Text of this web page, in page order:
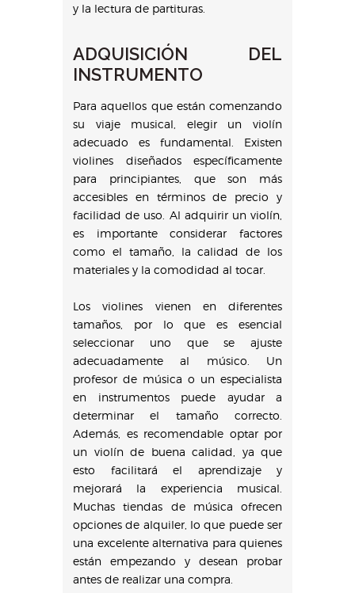
y la lectura de partituras.
ADQUISICIÓN DEL
INSTRUMENTO
Para aquellos que están comenzando
su viaje musical, elegir un violín
adecuado es fundamental. Existen
violines diseñados específicamente
para principiantes, que son más
accesibles en términos de precio y
facilidad de uso. Al adquirir un violín,
es importante considerar factores
como el tamaño, la calidad de los
materiales y la comodidad al tocar.
Los violines vienen en diferentes
tamaños, por lo que es esencial
seleccionar uno que se ajuste
adecuadamente al músico. Un
profesor de música o un especialista
en instrumentos puede ayudar a
determinar el tamaño correcto.
Además, es recomendable optar por
un violín de buena calidad, ya que
esto facilitará el aprendizaje y
mejorará la experiencia musical.
Muchas tiendas de música ofrecen
opciones de alquiler, lo que puede ser
una excelente alternativa para quienes
están empezando y desean probar
antes de realizar una compra.